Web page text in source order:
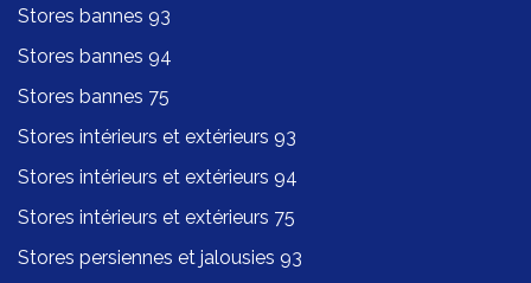
Stores bannes 93
Stores bannes 94
Stores bannes 75
Stores intérieurs et extérieurs 93
Stores intérieurs et extérieurs 94
Stores intérieurs et extérieurs 75
Stores persiennes et jalousies 93